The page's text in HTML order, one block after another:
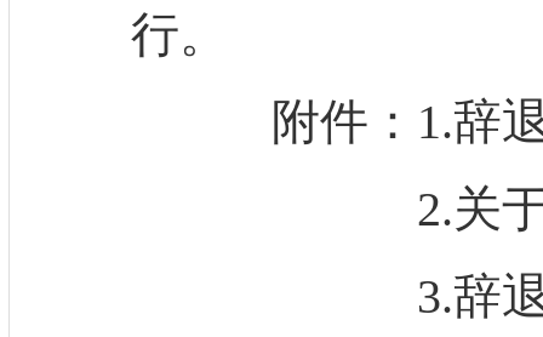
行。
附件：1.辞退
2.关于辞
3.辞退公